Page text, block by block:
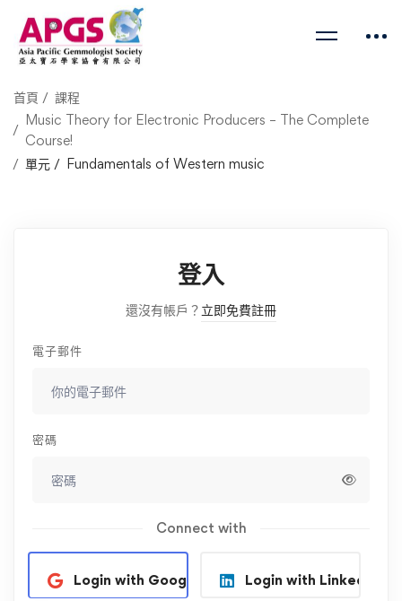
首頁
課程
Music Theory for Electronic Producers – The Complete
Course!
單元
Fundamentals of Western music
登入
還沒有帳戶？ 立即免費註冊
電子郵件
密碼
Connect with
Login with Google
Login with Linkedin